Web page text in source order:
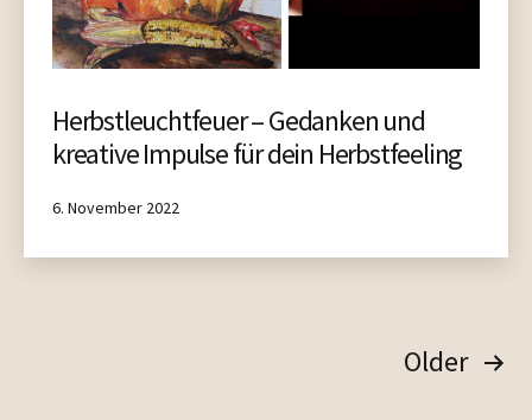
Herbstleuchtfeuer – Gedanken und
kreative Impulse für dein Herbstfeeling
Published
6. November 2022
Older